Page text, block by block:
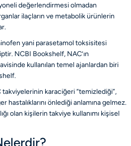
değerlendirmesi olmadan
ilaçların ve metabolik ürünlerin
yani parasetamol toksisitesi
NCBI Bookshelf, NAC’ın
kullanılan temel ajanlardan biri
.
takviyelerinin karaciğeri “temizlediği”,
hastalıklarını önlediği anlamına gelmez.
olan kişilerin takviye kullanımı kişisel